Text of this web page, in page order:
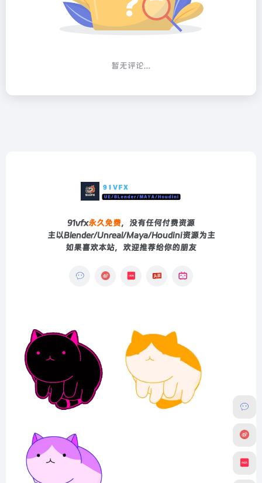
暂无评论...
91vfx永久免费，没有任何付费资源
主以Blender/Unreal/Maya/Houdini资源为主
如果喜欢本站，欢迎推荐给你的朋友